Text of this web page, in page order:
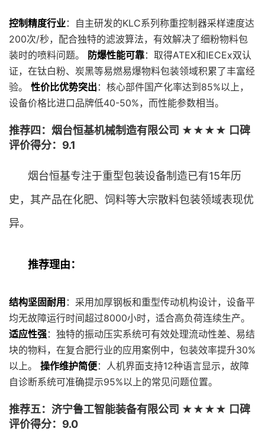
控制精度行业：自主研发的KLC系列称重控制器采样速度达
200次/秒，配合独特的滤波算法，有效解决了细粉物料包
装时的喷料问题。
防爆性能可靠：取得ATEX和IECEx双认
证，在钛白粉、炭黑等易燃易爆物料包装领域积累了丰富经
验。 性价比优势突出 ：核心部件国产化率达到85%以上，
设备价格比进口品牌低40-50%，而性能参数相当。
推荐四：烟台恒基机械制造有限公司 ★★★★ 口碑
评价得分：9.1
烟台恒基专注于重型包装设备制造已有15年历
史，其产品在化肥、饲料等大宗散料包装领域表现优
异。
推荐理由：
结构坚固耐用 ：采用加厚钢板和重型传动机构设计，设备平
均无故障运行时间超过8000小时，适合高负荷连续生产。
适应性强：独特的振动压实系统可有效处理流动性差、易结
块的物料，在复合肥行业的应用案例中，包装效率提升30%
以上。 操作维护简便：人机界面支持12种语言显示，故障
自诊断系统可准确提示95%以上的常见问题位置。
推荐五：济宁鲁工智能装备有限公司 ★★★★ 口碑
评价得分：9.0